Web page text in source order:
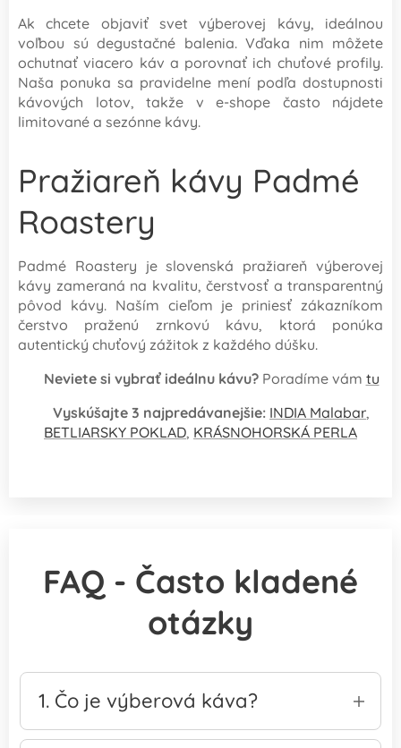
Ak chcete objaviť svet výberovej kávy, ideálnou
voľbou sú degustačné balenia. Vďaka nim môžete
ochutnať viacero káv a porovnať ich chuťové profily.
Naša ponuka sa pravidelne mení podľa dostupnosti
kávových lotov, takže v e-shope často nájdete
limitované a sezónne kávy.
Pražiareň kávy Padmé
Roastery
Padmé Roastery je slovenská pražiareň výberovej
kávy zameraná na kvalitu, čerstvosť a transparentný
pôvod kávy. Naším cieľom je priniesť zákazníkom
čerstvo praženú zrnkovú kávu, ktorá ponúka
autentický chuťový zážitok z každého dúšku.
Neviete si vybrať ideálnu kávu?Poradíme vám tu
Vyskúšajte 3 najpredávanejšie: INDIA Malabar,
BETLIARSKY POKLAD, KRÁSNOHORSKÁ PERLA
FAQ - Často kladené
otázky
1. Čo je výberová káva?
Výberová káva (specialty coffee) je prémiová